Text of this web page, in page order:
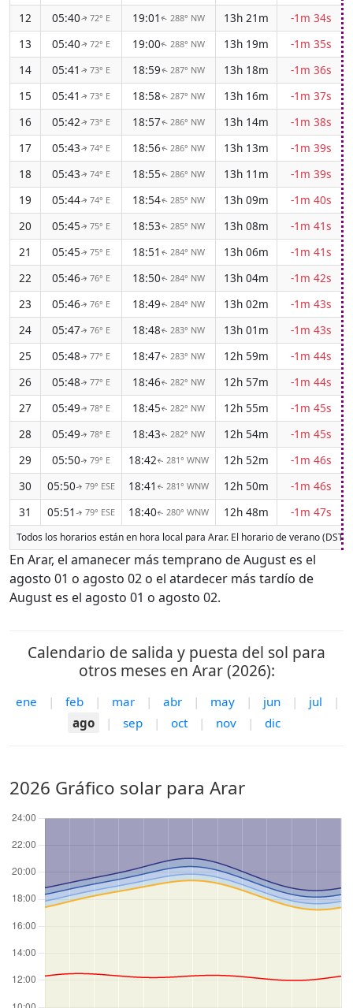
12
05:40↑72° E 19:01 ↑ 288° NW 13h 21m
-1m 34s
13
05:40↑72° E 19:00↑ 288° NW 13h 19m
-1m 35s
14
05:41 ↑73° E 18:59↑ 287° NW 13h 18m
-1m 36s
15
05:41 ↑73° E 18:58↑ 287° NW 13h 16m
-1m 37s
16
05:42↑73° E 18:57↑ 286° NW 13h 14m
-1m 38s
17
05:43↑ 74° E 18:56↑ 286° NW 13h 13m
-1m 39s
18
05:43↑ 74° E 18:55↑ 286° NW 13h 11m
-1m 39s
19
05:44↑ 74° E 18:54↑ 285° NW 13h 09m
-1m 40s
20
05:45↑ 75° E 18:53↑ 285° NW 13h 08m
-1m 41s
21
05:45↑ 75° E 18:51 ↑ 284° NW 13h 06m
-1m 41s
22
05:46↑ 76° E 18:50↑ 284° NW 13h 04m
-1m 42s
23
05:46↑ 76° E 18:49↑ 284° NW 13h 02m
-1m 43s
24
05:47↑ 76° E 18:48↑ 283° NW 13h 01m
-1m 43s
25
05:48↑ 77° E 18:47↑ 283° NW 12h 59m
-1m 44s
26
05:48↑ 77° E 18:46↑ 282° NW 12h 57m
-1m 44s
27
05:49↑ 78° E 18:45↑ 282° NW 12h 55m
-1m 45s
28
05:49↑ 78° E 18:43↑ 282° NW 12h 54m
-1m 45s
29
05:50↑ 79° E 18:42↑ 281° WNW 12h 52m
-1m 46s
30
05:50↑ 79° ESE 18:41 ↑ 281° WNW 12h 50m
-1m 46s
31
05:51 ↑ 79° ESE 18:40↑ 280° WNW 12h 48m -1m 47s
Todos los horarios están en hora local para Arar. El horario de verano
En Arar, el amanecer más temprano de August es el
agosto 01 o agosto 02 o el atardecer más tardío de
August es el agosto 01 o agosto 02.
Calendario de salida y puesta del sol para
otros meses en Arar (2026):
ene | feb | mar | abr | may | jun | jul
|
ago
| sep | oct | nov | dic
2026 Gráfico solar para Arar